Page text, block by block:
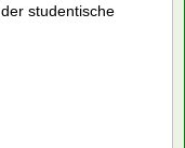
studentische